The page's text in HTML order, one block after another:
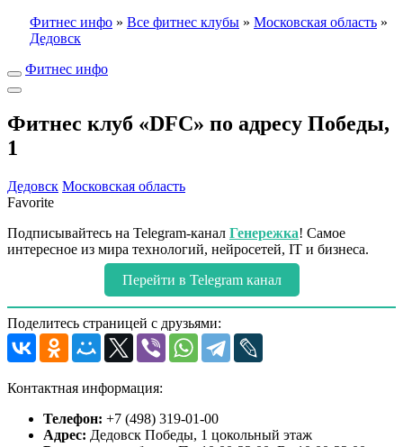
Фитнес инфо » Все фитнес клубы » Московская область »
Дедовск
Фитнес инфо
Фитнес клуб «DFC» по адресу Победы,
1
Дедовск Московская область
Favorite
Подписывайтесь на Telegram-канал Генережка! Самое
интересное из мира технологий, нейросетей, IT и бизнеса.
Перейти в Telegram канал
Поделитесь страницей с друзьями:
Контактная информация:
Телефон: +7 (498) 319-01-00
Адрес: Дедовск Победы, 1 цокольный этаж